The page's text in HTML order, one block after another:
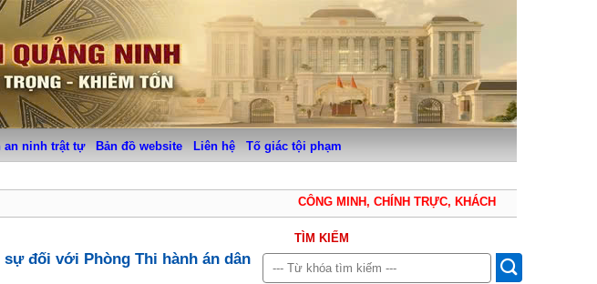
an ninh trật tự Bản đồ website Liên hệ Tố giác tội phạm
CÔNG MINH, CHÍNH TRỰC, KHÁCH QUAN, THẬN
đối với Phòng Thi hành án dân
TÌM KIẾM